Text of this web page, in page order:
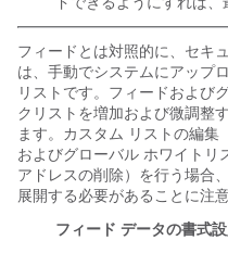
フィードとは対照的に、セキ
は、手動でシステムにアップ
リストです。フィードおよび
クリストを増加および微調整
ます。カスタム リストの編
およびグローバル ホワイトリ
アドレスの削除）を行う場合
展開する必要があることに注
フィード データの書式